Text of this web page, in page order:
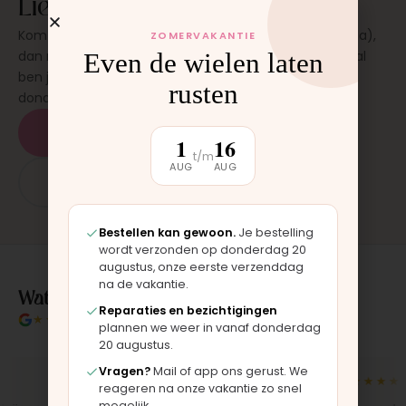
Kom langs in onze werkplaats in Moordrecht (bij Gouda),
dan monteren wij het onderdeel direct voor je. Meestal
ben je binnen 15 tot 20 minuten weer buiten. Op
donderdag en zaterdag, op afspraak.
Plan een afspraak
App: 06 - 2862 1330
Wat klanten over ons zeggen
★★★★★ 4.9/5 klantbeoordeling
★★★★★
★★★★★
ZOMERVAKANTIE
Even de wielen laten
rusten
1
AUG
t/m16
AUG
Bestellen kan gewoon. Je bestelling
wordt verzonden op donderdag 20
augustus, onze eerste verzenddag
na de vakantie.
Reparaties en bezichtigingen
plannen we weer in vanaf donderdag
20 augustus.
Vragen?Mail of app ons gerust. We
reageren na onze vakantie zo snel